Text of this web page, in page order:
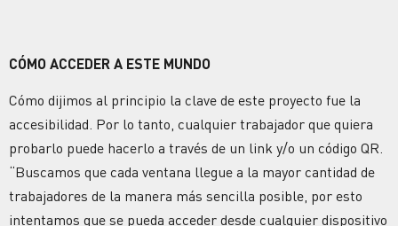
CÓMO ACCEDER A ESTE MUNDO
Cómo dijimos al principio la clave de este proyecto fue la
accesibilidad. Por lo tanto, cualquier trabajador que quiera
probarlo puede hacerlo a través de un link y/o un código QR.
“Buscamos que cada ventana llegue a la mayor cantidad de
trabajadores de la manera más sencilla posible, por esto
intentamos que se pueda acceder desde cualquier dispositivo